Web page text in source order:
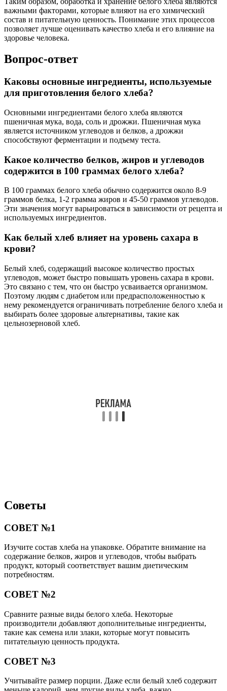
важными факторами, которые влияют на его химический
состав и питательную ценность. Понимание этих процессов
позволяет лучше оценивать качество хлеба и его влияние на
здоровье человека.
Вопрос-ответ
Каковы основные ингредиенты, используемые
для приготовления белого хлеба?
Основными ингредиентами белого хлеба являются
пшеничная мука, вода, соль и дрожжи. Пшеничная мука
является источником углеводов и белков, а дрожжи
способствуют ферментации и подъему теста.
Какое количество белков, жиров и углеводов
содержится в 100 граммах белого хлеба?
В 100 граммах белого хлеба обычно содержится около 8-9
граммов белка, 1-2 грамма жиров и 45-50 граммов углеводов.
Эти значения могут варьироваться в зависимости от рецепта и
используемых ингредиентов.
Как белый хлеб влияет на уровень сахара в
крови?
Белый хлеб, содержащий высокое количество простых
углеводов, может быстро повышать уровень сахара в крови.
Это связано с тем, что он быстро усваивается организмом.
Поэтому людям с диабетом или предрасположенностью к
нему рекомендуется ограничивать потребление белого хлеба и
выбирать более здоровые альтернативы, такие как
цельнозерновой хлеб.
Советы
СОВЕТ №1
Изучите состав хлеба на упаковке. Обратите внимание на
содержание белков, жиров и углеводов, чтобы выбрать
продукт, который соответствует вашим диетическим
потребностям.
СОВЕТ №2
Сравните разные виды белого хлеба. Некоторые
производители добавляют дополнительные ингредиенты,
такие как семена или злаки, которые могут повысить
питательную ценность продукта.
СОВЕТ №3
Учитывайте размер порции. Даже если белый хлеб содержит